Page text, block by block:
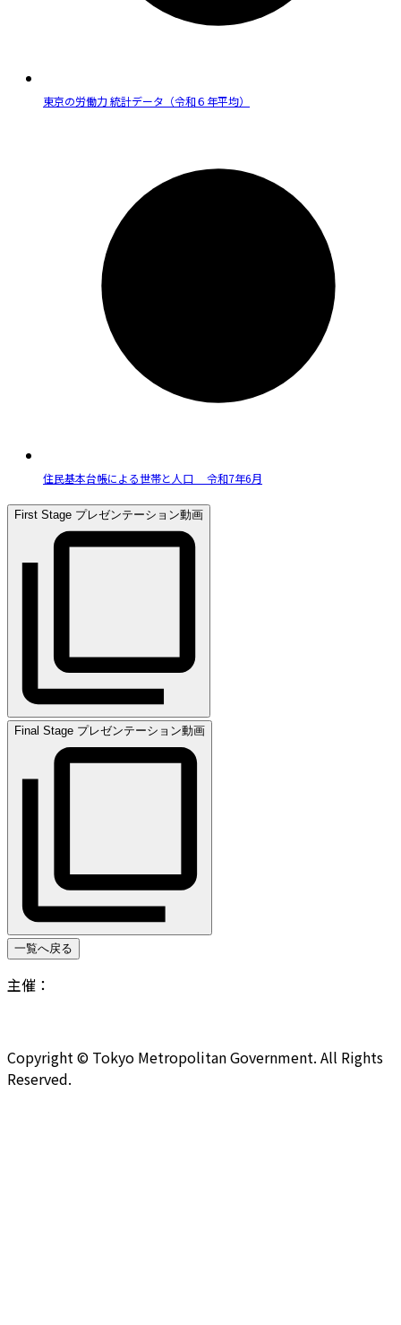
東京の労働力 統計データ（令和６年平均）
住民基本台帳による世帯と人口 令和7年6月
First Stage プレゼンテーション動画
Final Stage プレゼンテーション動画
一覧へ戻る
主催：
Copyright © Tokyo Metropolitan Government. All Rights
Reserved.